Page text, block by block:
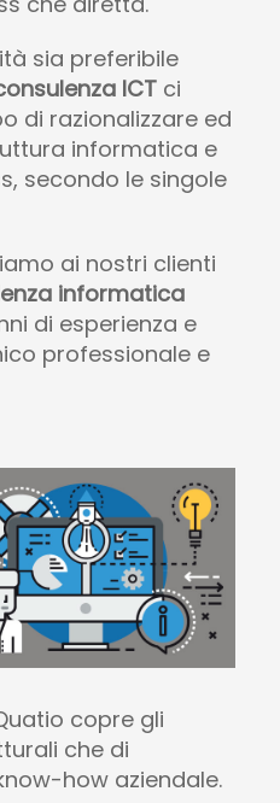
sia preferibile
ICT ci
di razionalizzare ed
informatica e
secondo le singole
ai nostri clienti
informatica
di esperienza e
professionale e
copre gli
che di
how aziendale.